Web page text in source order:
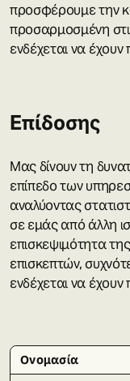
προσφέρουμε την
προσαρμοσμένη
ενδέχεται να
Επίδοσης
Μας δίνουν τη
επίπεδο των
αναλύοντας
σε εμάς από άλλη
επισκεψιμότητα
επισκεπτών,
ενδέχεται να
Ονομασία